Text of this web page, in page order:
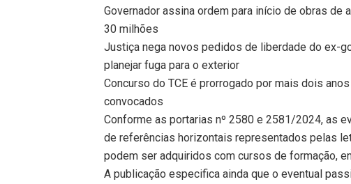
Governador assina ordem para início de obras de
30 milhões
Justiça nega novos pedidos de liberdade do ex-
planejar fuga para o exterior
Concurso do TCE é prorrogado por mais dois
convocados
Conforme as portarias nº 2580 e 2581/2024, as
de referências horizontais representados pelas
podem ser adquiridos com cursos de formação,
A publicação especifica ainda que o eventual